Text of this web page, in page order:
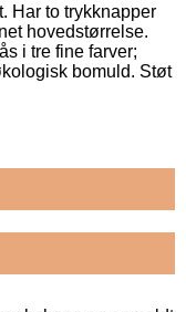
Har to trykknapper
hovedstørrelse.
i tre fine farver;
bomuld. Støt